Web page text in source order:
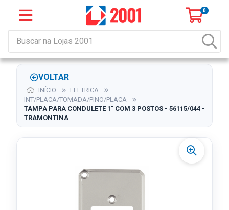
0
VOLTAR
INÍCIO
ELETRICA
INT/PLACA/TOMADA/PINO/PLACA
TAMPA PARA CONDULETE 1" COM 3 POSTOS - 56115/044 -
TRAMONTINA